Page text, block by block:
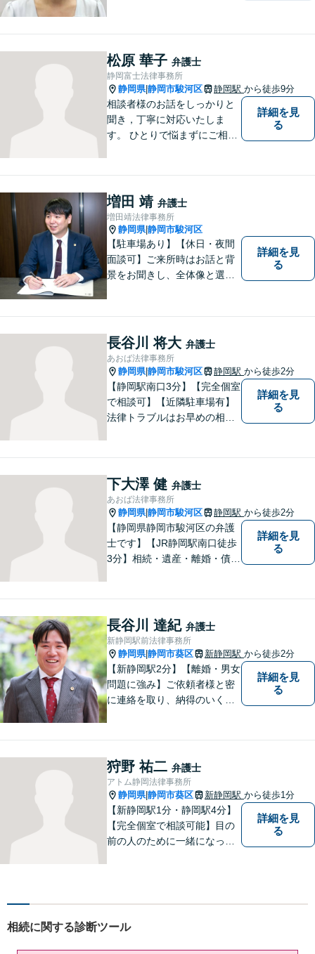
松原 華子 弁護士
静岡富士法律事務所
静岡県|静岡市駿河区 静岡駅 から徒歩9分
相談者様のお話をしっかりと
聞き，丁寧に対応いたしま
す。 ひとりで悩まずにご相談
詳細を見
る
増田 靖 弁護士
増田靖法律事務所
静岡県|静岡市駿河区
【駐車場あり】【休日・夜間
面談可】ご来所時はお話と背
景をお聞きし、全体像と選択
めています。お気軽にご相談
ください。
詳細を見
る
長谷川 将大 弁護士
あおば法律事務所
静岡県|静岡市駿河区 静岡駅 から徒歩2分
【静岡駅南口3分】【完全個室
で相談可】【近隣駐車場有】
法律トラブルはお早めの相談
境を整えておりますのでぜひ
お気軽にご相談ください。
詳細を見
る
下大澤 健 弁護士
あおば法律事務所
静岡県|静岡市駿河区 静岡駅 から徒歩2分
【静岡県静岡市駿河区の弁護
士です】【JR静岡駅南口徒歩
3分】相続・遺産・離婚・債務
整理など企業に関わる問題を
幅広く取り扱っております。
どうぞお気軽にご相談くださ
い。
詳細を見
る
長谷川 達紀 弁護士
新静岡駅前法律事務所
静岡県|静岡市葵区 新静岡駅 から徒歩2分
【新静岡駅2分】【離婚・男女
問題に強み】ご依頼者様と密
に連絡を取り、納得のいく解
的に行っております。お困り
でしたら、お気軽にご相談く
ださい！
詳細を見
る
狩野 祐二 弁護士
アトム静岡法律事務所
静岡県|静岡市葵区 新静岡駅 から徒歩1分
【新静岡駅1分・静岡駅4分】
【完全個室で相談可能】目の
前の人のために一緒になって
のコミュニケーションを尊重
お約束します。 ぜひご相談く
ださい。
詳細を見
る
相続に関する診断ツール